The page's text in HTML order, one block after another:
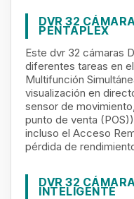
DVR 32
PENTAPLEX
Este dvr 32 cámaras
diferentes tareas en
Multifunción
visualización en
sensor de
punto de venta
incluso el Acceso
pérdida de
DVR 32
INTELIGENTE